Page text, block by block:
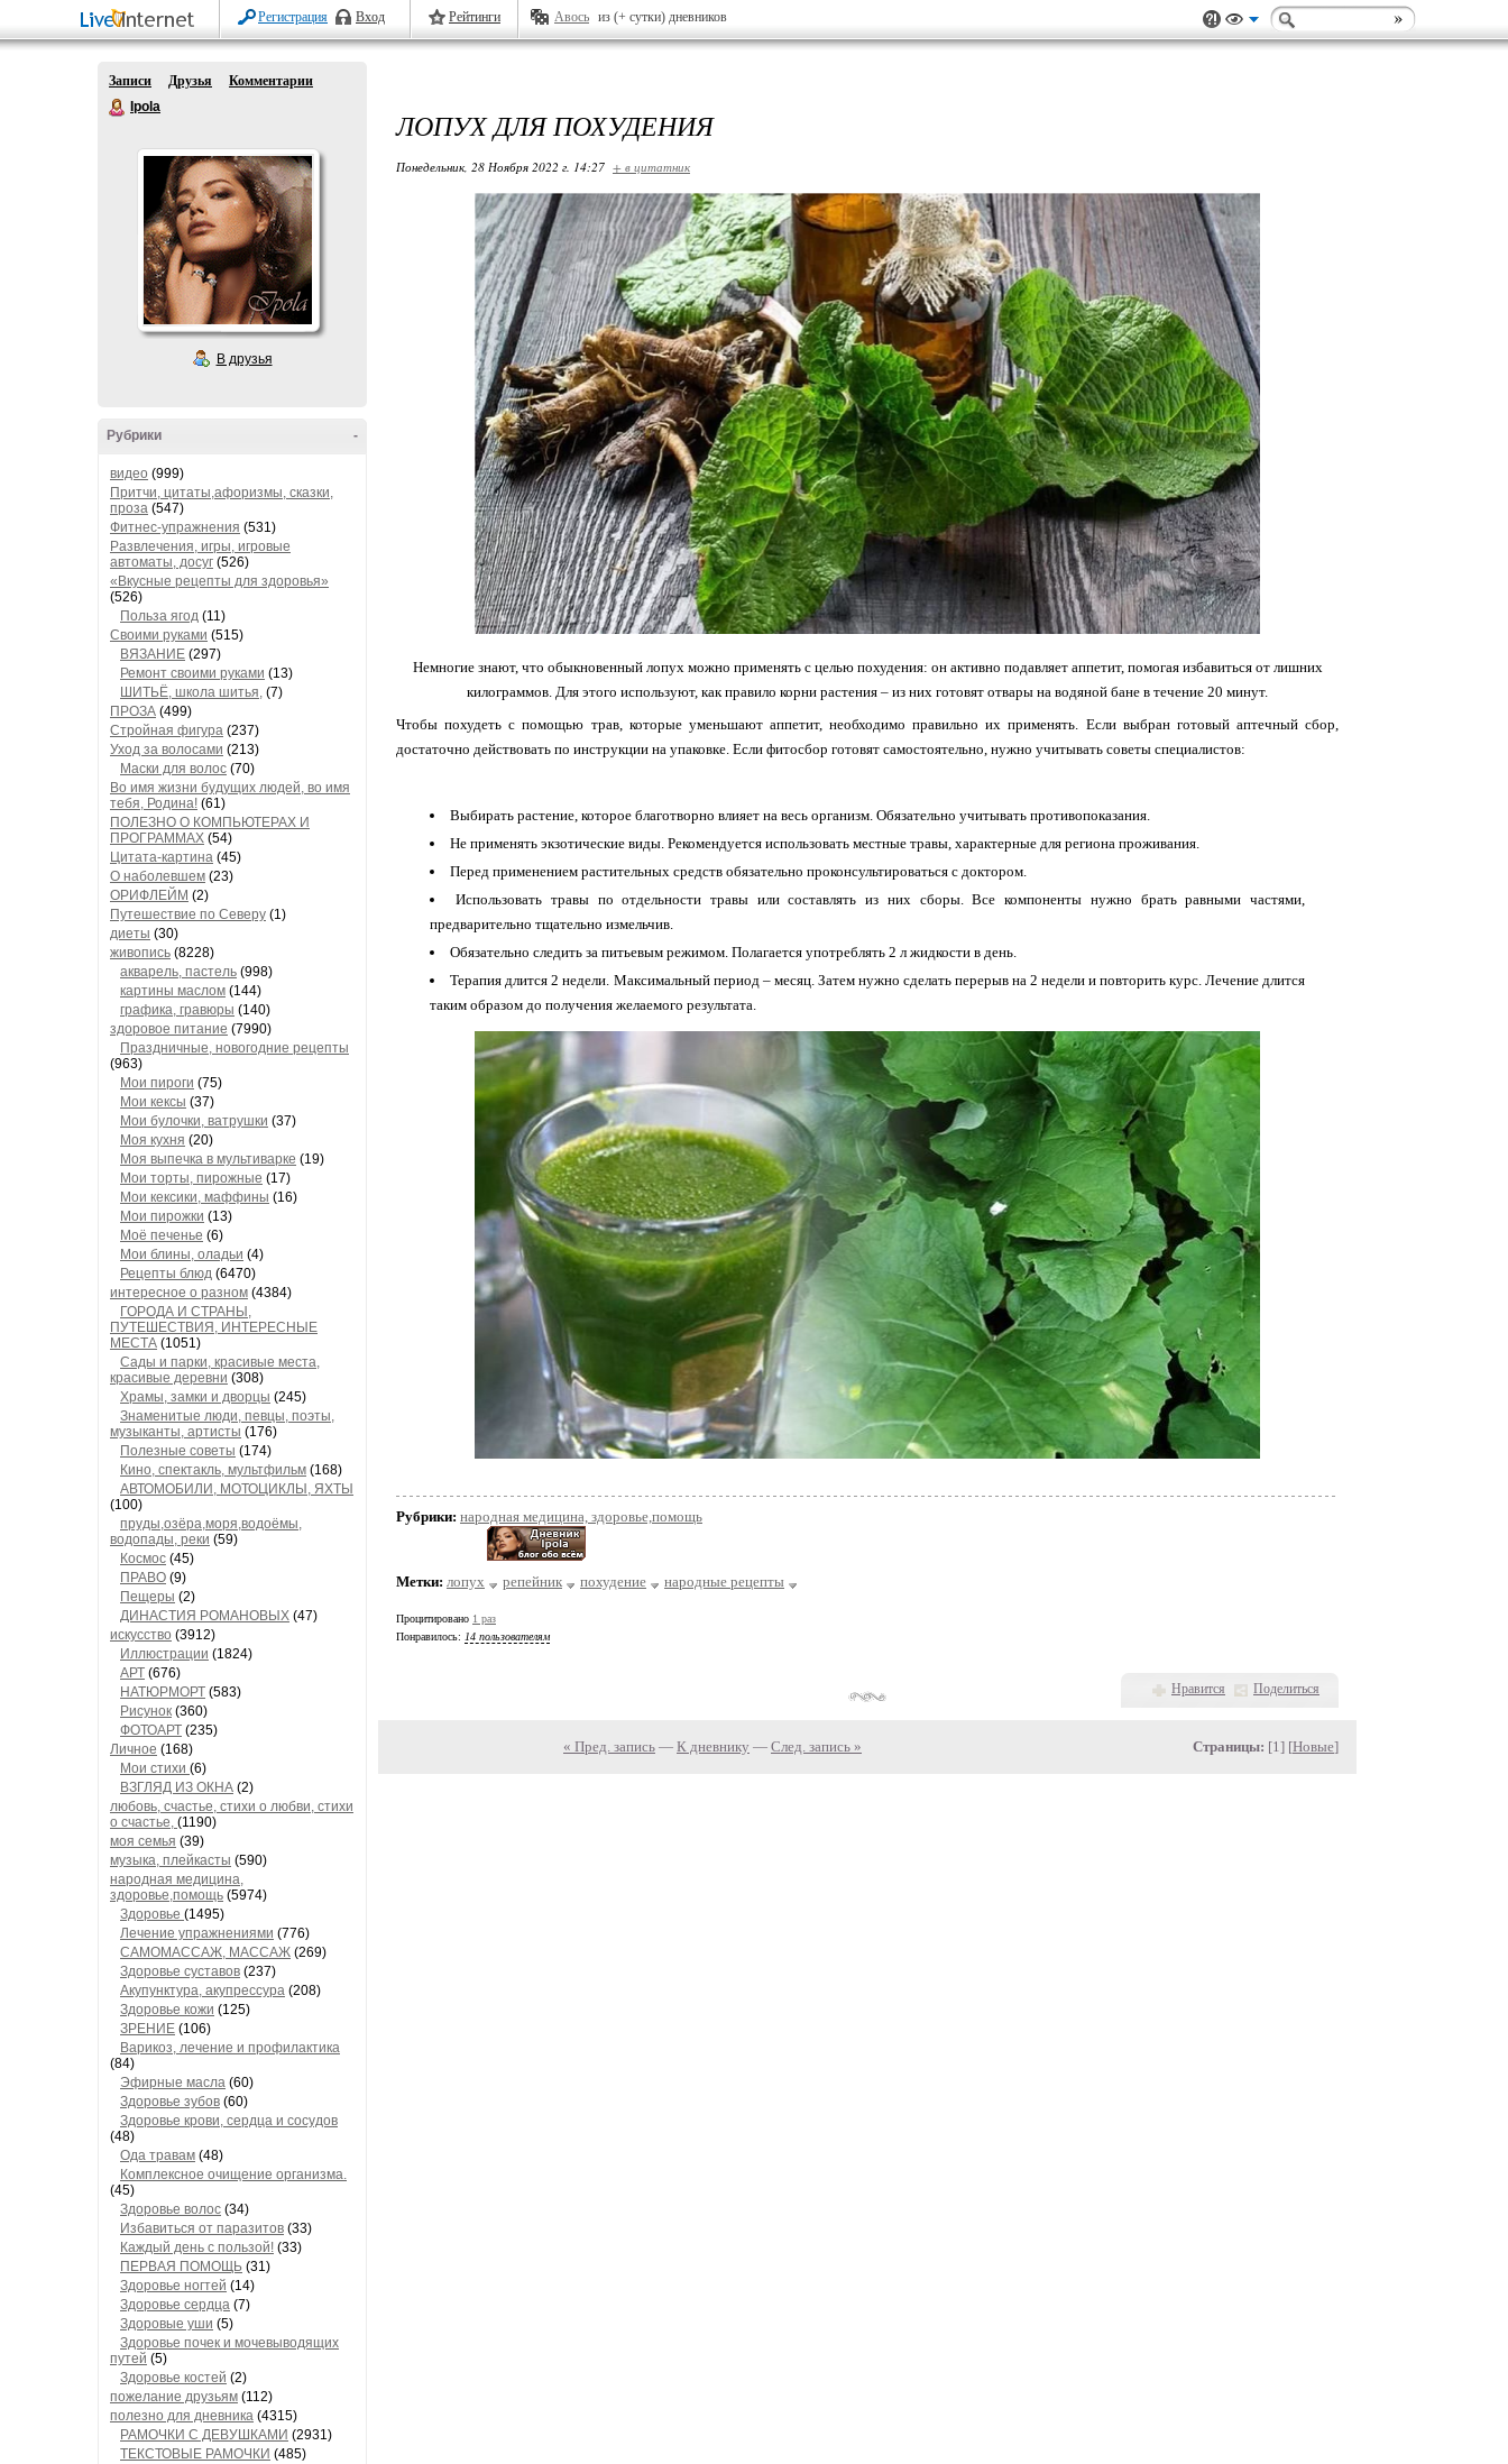
Регистрация Вход Рейтинги Авось из (+ сутки) дневников
Записи Друзья
Комментарии
Ipola
В друзья
-
Рубрики
видео (999)
Притчи, цитаты,афоризмы, сказки,
проза (547)
Фитнес-упражнения (531)
Развлечения, игры, игровые
автоматы, досуг (526)
«Вкусные рецепты для здоровья»
(526)
Польза ягод (11)
Своими руками (515)
ВЯЗАНИЕ (297)
Ремонт своими руками (13)
ШИТЬЁ, школа шитья, (7)
ПРОЗА (499)
Стройная фигура (237)
Уход за волосами (213)
Маски для волос (70)
Во имя жизни будущих людей, во имя
тебя, Родина! (61)
ПОЛЕЗНО О КОМПЬЮТЕРАХ И
ПРОГРАММАХ (54)
Цитата-картина (45)
О наболевшем (23)
ОРИФЛЕЙМ (2)
Путешествие по Северу (1)
диеты (30)
живопись (8228)
акварель, пастель (998)
картины маслом (144)
графика, гравюры (140)
здоровое питание (7990)
Праздничные, новогодние рецепты
(963)
Мои пироги (75)
Мои кексы (37)
Мои булочки, ватрушки (37)
Моя кухня (20)
Моя выпечка в мультиварке (19)
Мои торты, пирожные (17)
Мои кексики, маффины (16)
Мои пирожки (13)
Моё печенье (6)
Мои блины, оладьи (4)
Рецепты блюд (6470)
интересное о разном (4384)
ГОРОДА И СТРАНЫ,
ПУТЕШЕСТВИЯ, ИНТЕРЕСНЫЕ
МЕСТА (1051)
Сады и парки, красивые места,
красивые деревни (308)
Храмы, замки и дворцы (245)
Знаменитые люди, певцы, поэты,
музыканты, артисты (176)
Полезные советы (174)
Кино, спектакль, мультфильм (168)
АВТОМОБИЛИ, МОТОЦИКЛЫ, ЯХТЫ
(100)
пруды,озёра,моря,водоёмы,
водопады, реки (59)
Космос (45)
ПРАВО (9)
Пещеры (2)
ДИНАСТИЯ РОМАНОВЫХ (47)
искусство (3912)
Иллюстрации (1824)
АРТ (676)
НАТЮРМОРТ (583)
Рисунок (360)
ФОТОАРТ (235)
Личное (168)
Мои стихи (6)
ВЗГЛЯД ИЗ ОКНА (2)
любовь, счастье, стихи о любви, стихи
о счастье, (1190)
моя семья (39)
музыка, плейкасты (590)
народная медицина,
здоровье,помощь (5974)
Здоровье (1495)
Лечение упражнениями (776)
САМОМАССАЖ, МАССАЖ (269)
Здоровье суставов (237)
Акупунктура, акупрессура (208)
Здоровье кожи (125)
ЗРЕНИЕ (106)
Варикоз, лечение и профилактика
(84)
Эфирные масла (60)
Здоровье зубов (60)
Здоровье крови, сердца и сосудов
(48)
Ода травам (48)
Комплексное очищение организма.
(45)
Здоровье волос (34)
Избавиться от паразитов (33)
Каждый день с пользой! (33)
ПЕРВАЯ ПОМОЩЬ (31)
Здоровье ногтей (14)
Здоровье сердца (7)
Здоровые уши (5)
Здоровье почек и мочевыводящих
путей (5)
Здоровье костей (2)
пожелание друзьям (112)
полезно для дневника (4315)
РАМОЧКИ С ДЕВУШКАМИ (2931)
ТЕКСТОВЫЕ РАМОЧКИ (485)
ЛОПУХ ДЛЯ ПОХУДЕНИЯ
Понедельник, 28 Ноября 2022 г. 14:27 + в цитатник
Немногие знают, что обыкновенный лопух можно применять с целью похудения: он активно подавляет аппетит, помогая избавиться от лишних
килограммов. Для этого используют, как правило корни растения – из них готовят отвары на водяной бане в течение 20 минут.
Чтобы похудеть с помощью трав, которые уменьшают аппетит, необходимо правильно их применять. Если выбран готовый аптечный сбор,
достаточно действовать по инструкции на упаковке. Если фитосбор готовят самостоятельно, нужно учитывать советы специалистов:
Выбирать растение, которое благотворно влияет на весь организм. Обязательно учитывать противопоказания.
Не применять экзотические виды. Рекомендуется использовать местные травы, характерные для региона проживания.
Перед применением растительных средств обязательно проконсультироваться с доктором.
Использовать травы по отдельности травы или составлять из них сборы. Все компоненты нужно брать равными частями,
предварительно тщательно измельчив.
Обязательно следить за питьевым режимом. Полагается употреблять 2 л жидкости в день.
Терапия длится 2 недели. Максимальный период – месяц. Затем нужно сделать перерыв на 2 недели и повторить курс. Лечение длится
таким образом до получения желаемого результата.
Рубрики: народная медицина, здоровье,помощь
Метки: лопух репейник похудение народные рецепты
Процитировано 1 раз
Понравилось: 14 пользователям
Нравится Поделиться
« Пред. запись — К дневнику — След. запись » Страницы: [1] [Новые]